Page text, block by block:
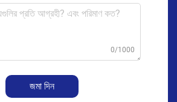
0/1000
জমা দিন